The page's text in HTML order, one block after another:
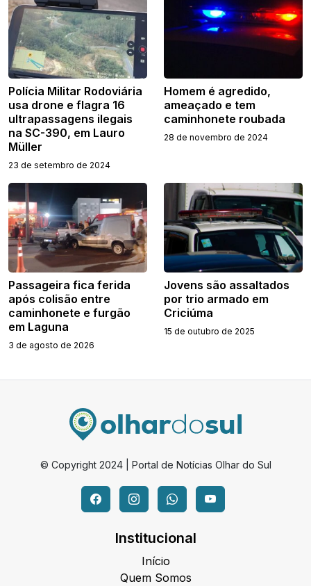
Polícia Militar Rodoviária
usa drone e flagra 16
ultrapassagens ilegais
na SC-390, em Lauro
Müller
23 de setembro de 2024
Homem é agredido,
ameaçado e tem
caminhonete roubada
28 de novembro de 2024
Passageira fica ferida
após colisão entre
caminhonete e furgão
em Laguna
3 de agosto de 2026
Jovens são assaltados
por trio armado em
Criciúma
15 de outubro de 2025
© Copyright 2024 | Portal de Notícias Olhar do Sul
Institucional
Início
Quem Somos